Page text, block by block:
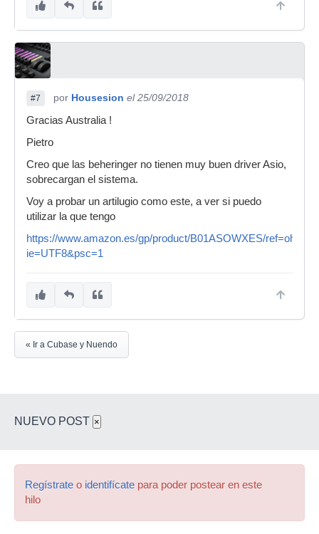
#7 por Housesion el 25/09/2018
Gracias Australia !
Pietro
Creo que las beheringer no tienen muy buen driver Asio,
sobrecargan el sistema.
Voy a probar un artilugio como este, a ver si puedo
utilizar la que tengo
https://www.amazon.es/gp/product/B01ASOWXES/
ie=UTF8&psc=1
« Ir a Cubase y Nuendo
NUEVO POST ×
Regístrate o identifícate para poder postear en este
hilo